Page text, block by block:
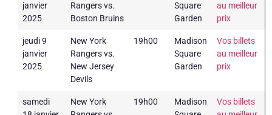
janvier
2025
Rangers vs.
Boston Bruins
Square
Garden
au meilleur
prix
jeudi 9
janvier
2025
New York
Rangers vs.
New Jersey
Devils
19h00
Madison
Square
Garden
Vos billets
au meilleur
prix
samedi
New York
19h00
Madison
Vos billets